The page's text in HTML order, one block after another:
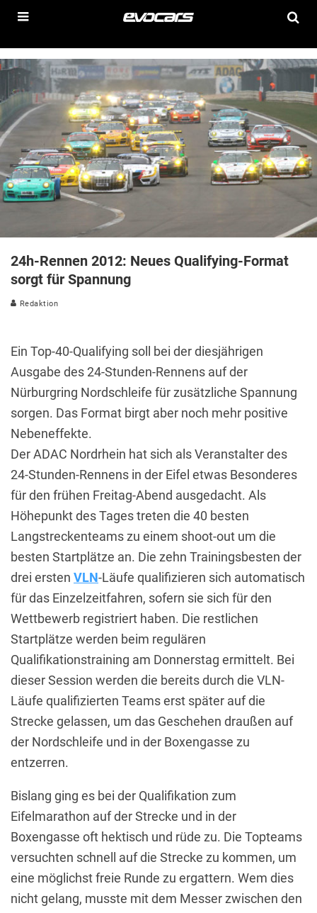
24h-Rennen 2012: Neues Qualifying-Format
sorgt für Spannung
Redaktion
Ein Top-40-Qualifying soll bei der diesjährigen
Ausgabe des 24-Stunden-Rennens auf der
Nürburgring Nordschleife für zusätzliche Spannung
sorgen. Das Format birgt aber noch mehr positive
Nebeneffekte.
Der ADAC Nordrhein hat sich als Veranstalter des
24-Stunden-Rennens in der Eifel etwas Besonderes
für den frühen Freitag-Abend ausgedacht. Als
Höhepunkt des Tages treten die 40 besten
Langstreckenteams zu einem shoot-out um die
besten Startplätze an. Die zehn Trainingsbesten der
drei ersten VLN-Läufe qualifizieren sich automatisch
für das Einzelzeitfahren, sofern sie sich für den
Wettbewerb registriert haben. Die restlichen
Startplätze werden beim regulären
Qualifikationstraining am Donnerstag ermittelt. Bei
dieser Session werden die bereits durch die VLN-
Läufe qualifizierten Teams erst später auf die
Strecke gelassen, um das Geschehen draußen auf
der Nordschleife und in der Boxengasse zu
entzerren.
Bislang ging es bei der Qualifikation zum
Eifelmarathon auf der Strecke und in der
Boxengasse oft hektisch und rüde zu. Die Topteams
versuchten schnell auf die Strecke zu kommen, um
eine möglichst freie Runde zu ergattern. Wem dies
nicht gelang, musste mit dem Messer zwischen den